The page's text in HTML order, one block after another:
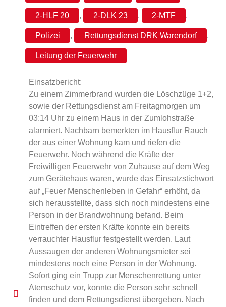
2-HLF 20 , 2-DLK 23 , 2-MTF ,
Polizei , Rettungsdienst DRK Warendorf ,
Leitung der Feuerwehr
Einsatzbericht:
Zu einem Zimmerbrand wurden die Löschzüge 1+2,
sowie der Rettungsdienst am Freitagmorgen um
03:14 Uhr zu einem Haus in der Zumlohstraße
alarmiert. Nachbarn bemerkten im Hausflur Rauch
der aus einer Wohnung kam und riefen die
Feuerwehr. Noch während die Kräfte der
Freiwilligen Feuerwehr von Zuhause auf dem Weg
zum Gerätehaus waren, wurde das Einsatzstichwort
auf „Feuer Menschenleben in Gefahr“ erhöht, da
sich herausstellte, dass sich noch mindestens eine
Person in der Brandwohnung befand. Beim
Eintreffen der ersten Kräfte konnte ein bereits
verrauchter Hausflur festgestellt werden. Laut
Aussaugen der anderen Wohnungsmieter sei
mindestens noch eine Person in der Wohnung.
Sofort ging ein Trupp zur Menschenrettung unter
Atemschutz vor, konnte die Person sehr schnell
finden und dem Rettungsdienst übergeben. Nach